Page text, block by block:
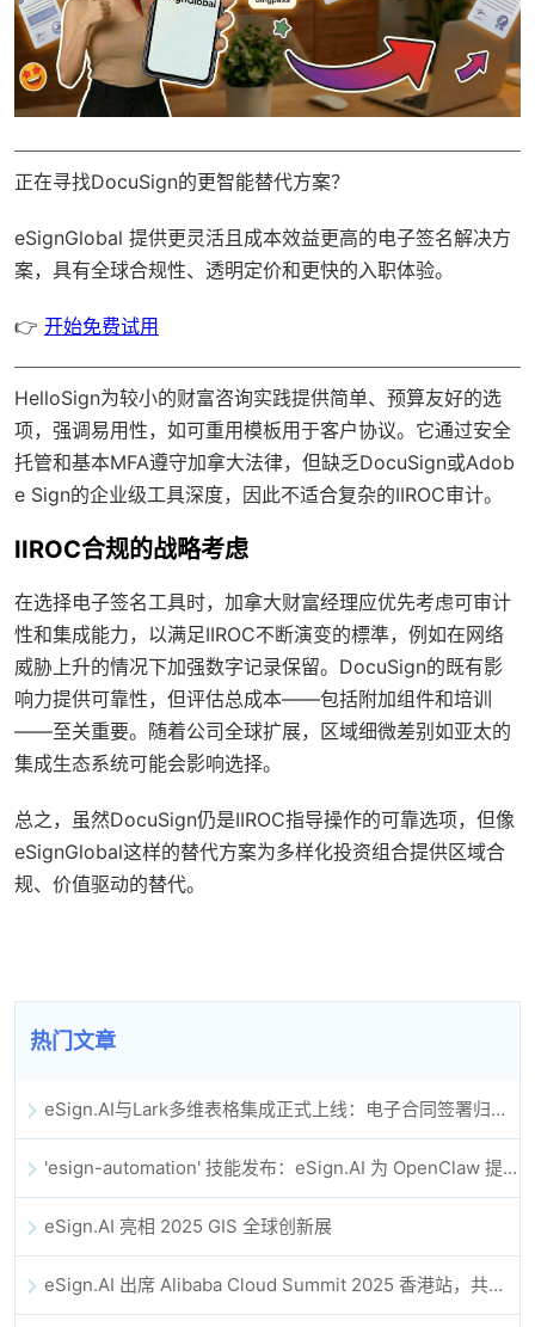
正在寻找DocuSign的更智能替代方案？
eSignGlobal 提供更灵活且成本效益更高的电子签名解决方
案，具有全球合规性、透明定价和更快的入职体验。
👉 开始免费试用
HelloSign为较小的财富咨询实践提供简单、预算友好的选
项，强调易用性，如可重用模板用于客户协议。它通过安全
托管和基本MFA遵守加拿大法律，但缺乏DocuSign或Adob
e Sign的企业级工具深度，因此不适合复杂的IIROC审计。
IIROC合规的战略考虑
在选择电子签名工具时，加拿大财富经理应优先考虑可审计
性和集成能力，以满足IIROC不断演变的標準，例如在网络
威胁上升的情况下加强数字记录保留。DocuSign的既有影
响力提供可靠性，但评估总成本——包括附加组件和培训
——至关重要。随着公司全球扩展，区域细微差别如亚太的
集成生态系统可能会影响选择。
总之，虽然DocuSign仍是IIROC指导操作的可靠选项，但像
eSignGlobal这样的替代方案为多样化投资组合提供区域合
规、价值驱动的替代。
热门文章
eSign.AI与Lark多维表格集成正式上线：电子合同签署归档全程自动化
'esign-automation' 技能发布：eSign.AI 为 OpenClaw 提供自动化电子签名能力
eSign.AI 亮相 2025 GIS 全球创新展
eSign.AI 出席 Alibaba Cloud Summit 2025 香港站，共同探讨 AI 驱动的云创新与数字信任未来